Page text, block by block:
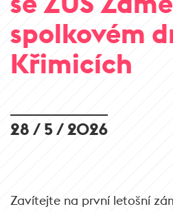
spolkovém
Křimicích
28 / 5 / 2026
Zavítejte na první letošní